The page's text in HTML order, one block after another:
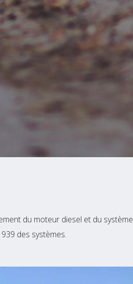
du moteur diesel et du système
des systèmes.